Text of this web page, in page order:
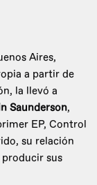
Aires,
a partir de
la llevó a
Saunderson,
EP, Control
su relación
sus